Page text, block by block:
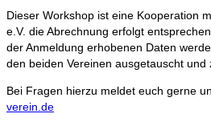
Dieser Workshop ist eine Kooperation
e.V. die Abrechnung erfolgt
der Anmeldung erhobenen Daten
den beiden Vereinen ausgetauscht und
Bei Fragen hierzu meldet euch gerne
verein.de